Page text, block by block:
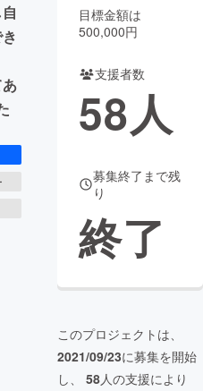
machi-ya コミュニティ
目標金額は
500,000円
支援者数
58人
募集終了まで残
り
終了
このプロジェクトは、
2021/09/23に募集を開始
し、 58人の支援により